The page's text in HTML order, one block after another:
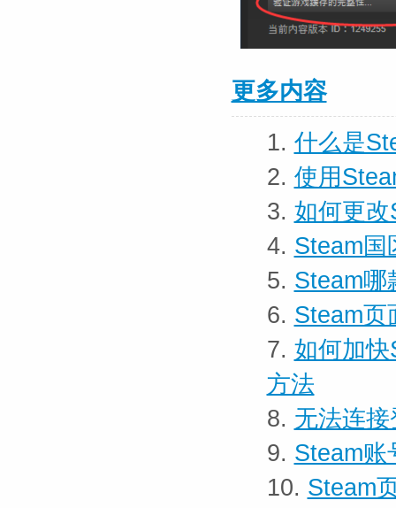
更多内容
1. 什么是
2. 使用
3. 如何更
4. Steam国
5. Steam哪
6. Steam页
7. 如何加
方法
8. 无法连
9. Steam账
10. Steam